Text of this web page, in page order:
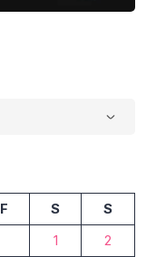
F S
S
1
2